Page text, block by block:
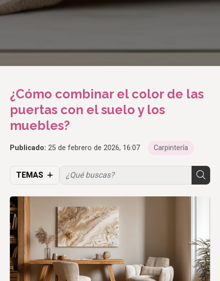
¿Cómo combinar el color de las
puertas con el suelo y los
muebles?
Publicado: 25 de febrero de 2026, 16:07 Carpintería
TEMAS